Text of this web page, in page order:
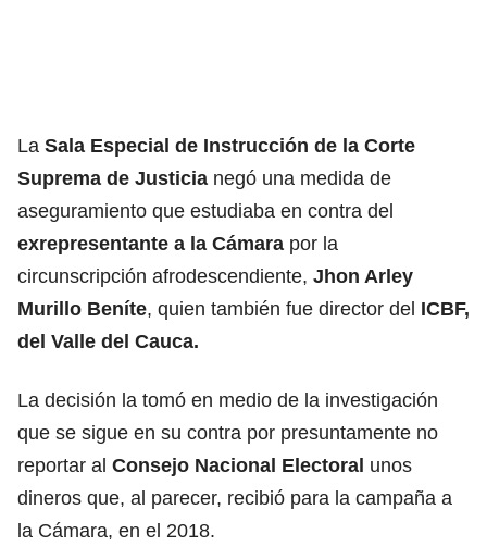
La Sala Especial de Instrucción de la Corte
Suprema de Justicia negó una medida de
aseguramiento que estudiaba en contra del
exrepresentante a la Cámara por la
circunscripción afrodescendiente, Jhon Arley
Murillo Beníte, quien también fue director del ICBF,
del Valle del Cauca.
La decisión la tomó en medio de la investigación
que se sigue en su contra por presuntamente no
reportar al Consejo Nacional Electoral unos
dineros que, al parecer, recibió para la campaña a
la Cámara, en el 2018.